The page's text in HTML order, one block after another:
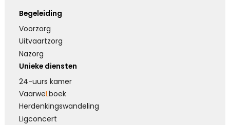
Begeleiding
Voorzorg
Uitvaartzorg
Nazorg
Unieke diensten
24-uurs kamer
VaarweLboek
Herdenkings­wandeling
Ligconcert